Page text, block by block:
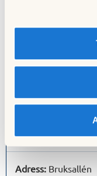
Rum:4
Inflyttning:2026-
Adress: Bruksallén